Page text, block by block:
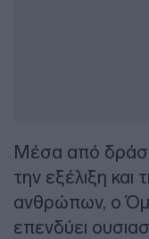
Μέσα από
την εξέλιξη
ανθρώπων, ο
επενδύει